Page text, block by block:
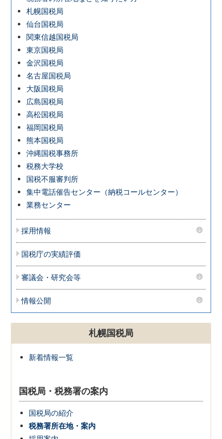
札幌国税局
仙台国税局
関東信越国税局
東京国税局
金沢国税局
名古屋国税局
大阪国税局
広島国税局
高松国税局
福岡国税局
熊本国税局
沖縄国税事務所
税務大学校
国税不服審判所
集中電話催告センター（納税コールセンター）
業務センター
採用情報
国税庁の実績評価
審議会・研究会等
情報公開
札幌国税局
新着情報一覧
国税局・税務署の案内
国税局の紹介
税務署所在地・案内